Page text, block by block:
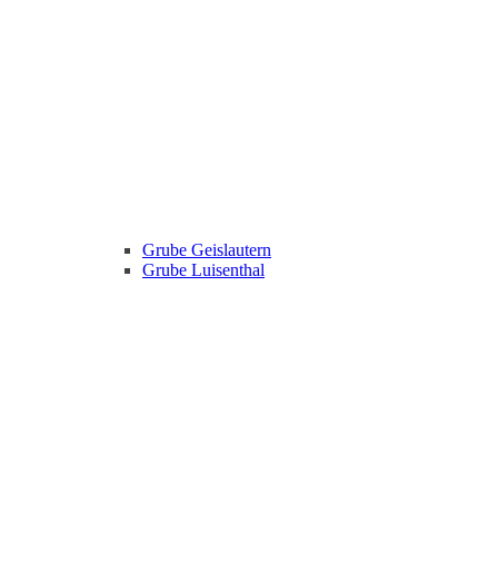
Grube Geislautern
Grube Luisenthal